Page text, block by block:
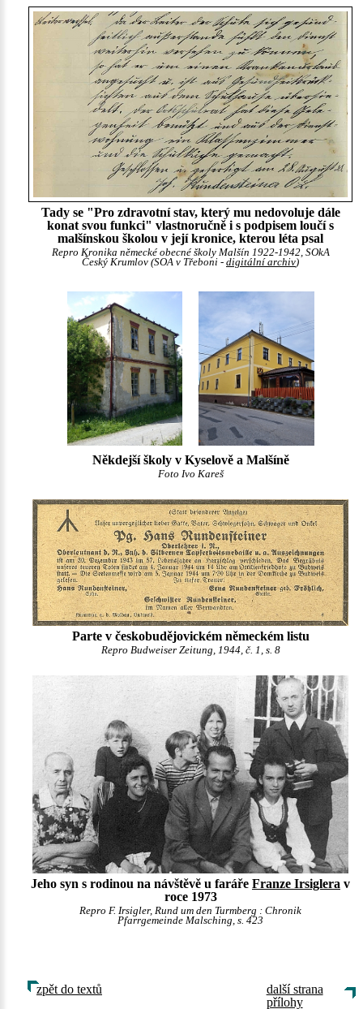
Tady se "Pro zdravotní stav, který mu nedovoluje dále
konat svou funkci" vlastnoručně i s podpisem loučí s
malšínskou školou v její kronice, kterou léta psal
Repro Kronika německé obecné školy Malšín 1922-1942, SOkA
Český Krumlov (SOA v Třeboni - digitální archiv)
Někdejší školy v Kyselově a Malšíně
Foto Ivo Kareš
Parte v českobudějovickém německém listu
Repro Budweiser Zeitung, 1944, č. 1, s. 8
Jeho syn s rodinou na návštěvě u faráře Franze Irsiglera v
roce 1973
Repro F. Irsigler, Rund um den Turmberg : Chronik
Pfarrgemeinde Malsching, s. 423
zpět do textů
další strana
přílohy